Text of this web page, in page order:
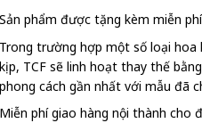
Sản phẩm được tặng kèm miễn
Trong trường hợp một số loại
kịp, TCF sẽ linh hoạt thay thế
phong cách gần nhất với mẫu đã
Miễn phí giao hàng nội thành cho